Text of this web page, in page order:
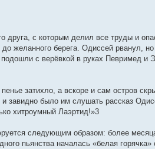
с которым делил все труды и
желанного берега. Одиссей рванул,
с верёвкой в руках Певримед
затихло, а вскоре и сам остров
завидно было им слушать рассказ
хитроумный Лаэртид!»3
следующим образом: более
пьянства началась «белая